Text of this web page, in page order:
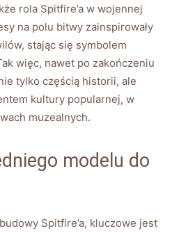
rola Spitfire’a w wojennej
na polu bitwy zainspirowały
stając się symbolem
więc, nawet po zakończeniu
tylko częścią historii, ale
kultury popularnej, w
muzealnych.
modelu do
Spitfire’a, kluczowe jest